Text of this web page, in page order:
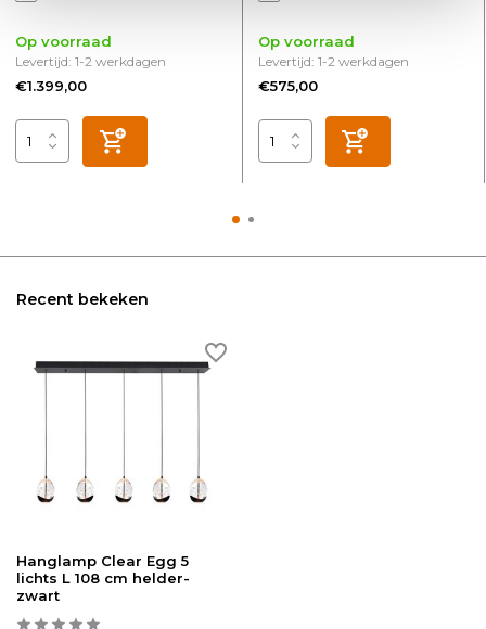
Op voorraad
Levertijd: 1-2 werkdagen
€1.399,00
Op voorraad
Levertijd: 1-2 werkdagen
€575,00
Recent bekeken
Hanglamp Clear Egg 5
lichts L 108 cm helder-
zwart